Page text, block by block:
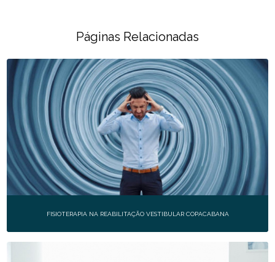
Páginas Relacionadas
FISIOTERAPIA NA REABILITAÇÃO VESTIBULAR COPACABANA